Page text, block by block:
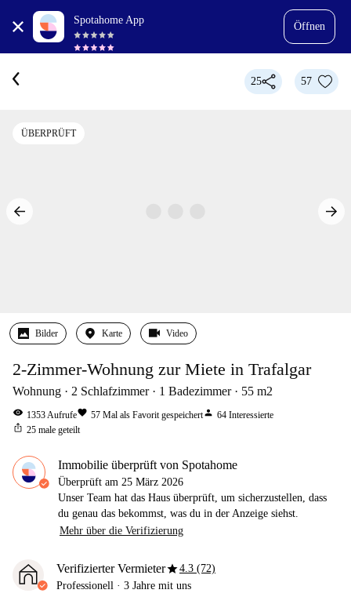
Spotahome App
Öffnen
25 57
ÜBERPRÜFT
Bilder Karte Video
2-Zimmer-Wohnung zur Miete in Trafalgar
Wohnung 2 Schlafzimmer 1 Badezimmer 55 m2
visibility 1353Aufrufefavorite 57 Mal als Favorit gespeichertperson 64 Interessierte
ios_share 25 male geteilt
Immobilie überprüft von Spotahome
Überprüft am 25 März 2026
Unser Team hat das Haus überprüft, um sicherzustellen, dass
du genau das bekommst, was du in der Anzeige siehst.
Mehr über die Verifizierung
Verifizierter Vermieterstar4.3 (72)
Professionell · 3 Jahre mit uns